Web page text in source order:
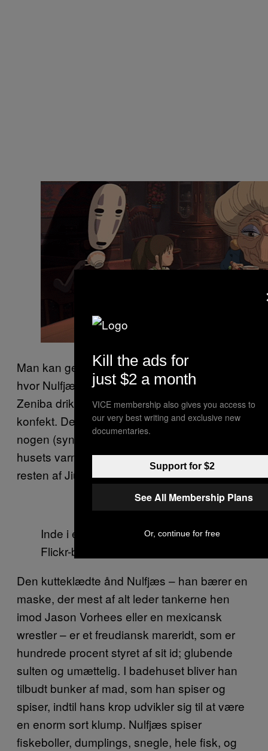
Man kan genskabe den scene fra filmen,
hvor Nulfjæs og Yubabas tvillingesøster
Zeniba drikker eftermiddagste med kage og
konfekt. Den eneste forskel er, at der ikke er
nogen (synlige) spøgelser, der slapper af i
husets varme bade (eller for den sags skyld i
resten af Jiufen).
Inde i et af Jiufens te-huse. Foto via
Flickr-brugeren Jonathan Crow
Den kutteklædte ånd Nulfjæs – han bærer en
maske, der mest af alt leder tankerne hen
imod Jason Vorhees eller en mexicansk
wrestler – er et freudiansk mareridt, som er
hundrede procent styret af sit id; glubende
sulten og umættelig. I badehuset bliver han
tilbudt bunker af mad, som han spiser og
spiser, indtil hans krop udvikler sig til at være
en enorm sort klump. Nulfjæs spiser
fiskeboller, dumplings, snegle, hele fisk, og
Kill the ads for
just $2 a month
VICE membership also gives you access to
our very best writing and exclusive new
documentaries.
Support for $2
See All Membership Plans
Or, continue for free